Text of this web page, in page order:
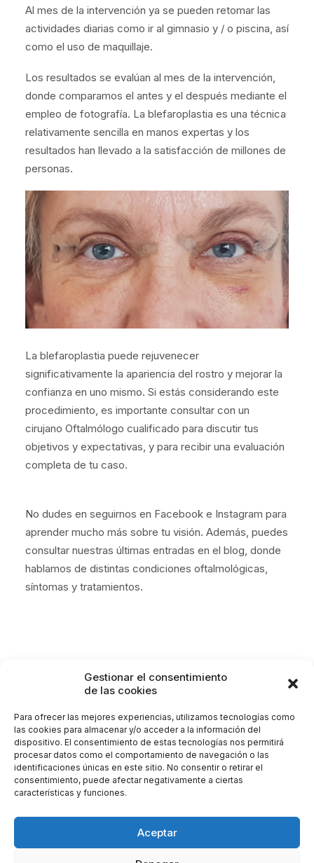
Gestionar el consentimiento
de las cookies
Para ofrecer las mejores experiencias, utilizamos tecnologías como
las cookies para almacenar y/o acceder a la información del
dispositivo. El consentimiento de estas tecnologías nos permitirá
procesar datos como el comportamiento de navegación o las
identificaciones únicas en este sitio. No consentir o retirar el
consentimiento, puede afectar negativamente a ciertas
características y funciones.
Aceptar
Al mes de la intervención ya se pueden retomar las
actividades diarias como ir al gimnasio y / o piscina, así
como el uso de maquillaje.
Los resultados se evalúan al mes de la intervención,
donde comparamos el antes y el después mediante el
empleo de fotografía. La blefaroplastia es una técnica
relativamente sencilla en manos expertas y los
resultados han llevado a la satisfacción de millones de
personas.
La blefaroplastia puede rejuvenecer
significativamente la apariencia del rostro y mejorar la
confianza en uno mismo. Si estás considerando este
procedimiento, es importante consultar con un
cirujano Oftalmólogo cualificado para discutir tus
objetivos y expectativas, y para recibir una evaluación
completa de tu caso.
No dudes en seguirnos en Facebook e Instagram para
aprender mucho más sobre tu visión. Además, puedes
consultar nuestras últimas entradas en el blog , donde
hablamos de distintas condiciones oftalmológicas,
síntomas y tratamientos.
BLEFAROPLASTIA CLÍNICA OFTALMOLÓGICA
INTERVENCIÓN PÁRPADO